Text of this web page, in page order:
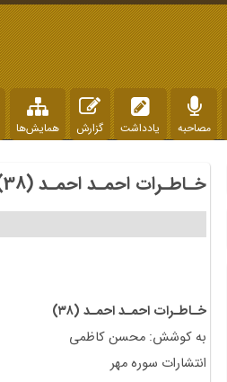
مصاحبه یادداشت گزارش همایش‌ها
خـاطـرات احمـد احمـد (38)
خـاطـرات احمـد احمـد (۳۸)
به کوشش: محسن کاظمی
انتشارات سوره مهر